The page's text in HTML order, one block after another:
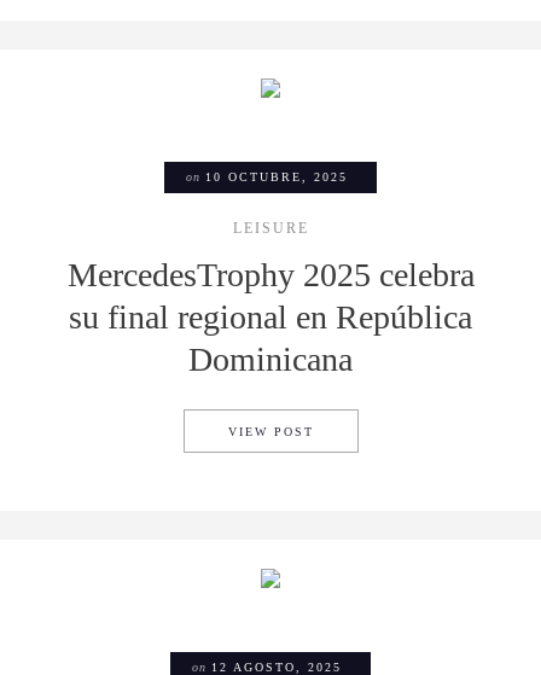
on 10 OCTUBRE, 2025
LEISURE
MercedesTrophy 2025 celebra
su final regional en República
Dominicana
VIEW POST
on 12 AGOSTO, 2025